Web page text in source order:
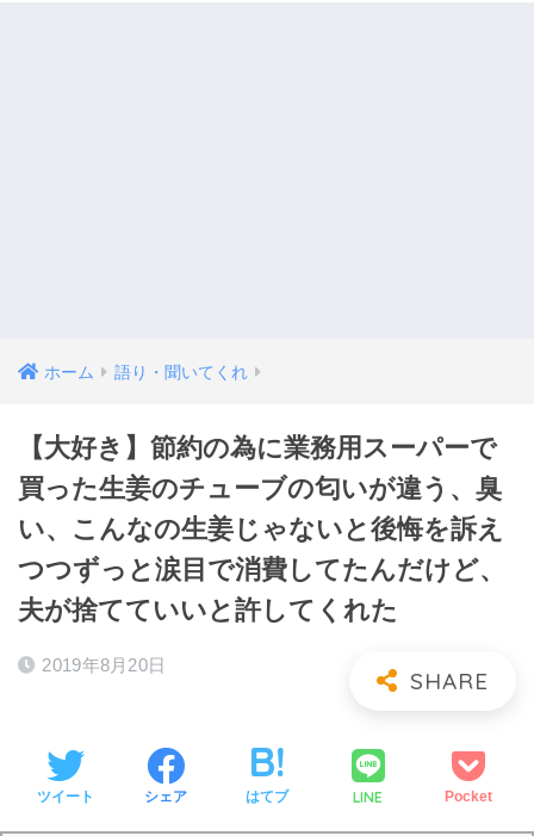
ホーム 語り・聞いてくれ
【大好き】節約の為に業務用スーパーで
買った生姜のチューブの匂いが違う、臭
い、こんなの生姜じゃないと後悔を訴え
つつずっと涙目で消費してたんだけど、
夫が捨てていいと許してくれた
2019年8月20日
ツイート シェア はてブ LINE Pocket